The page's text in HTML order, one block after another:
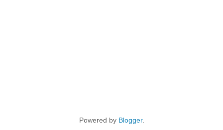
Powered by Blogger.